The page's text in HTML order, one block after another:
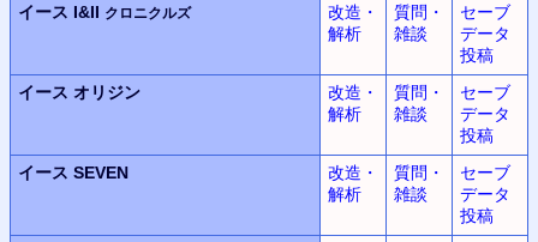
イース I&II クロニクルズ
改造・
解析
質問・
雑談
セーブ
データ
投稿
イース オリジン
改造・
解析
質問・
雑談
セーブ
データ
投稿
イース SEVEN
改造・
解析
質問・
雑談
セーブ
データ
投稿